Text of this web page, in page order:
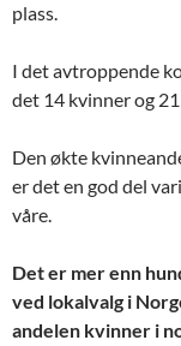
plass.
I det avtroppende
det 14 kvinner og
Den økte
er det en god del
våre.
Det er mer enn
ved lokalvalg i
andelen kvinner i